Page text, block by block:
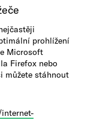
prohlížení
Microsoft
Firefox nebo
můžete stáhnout